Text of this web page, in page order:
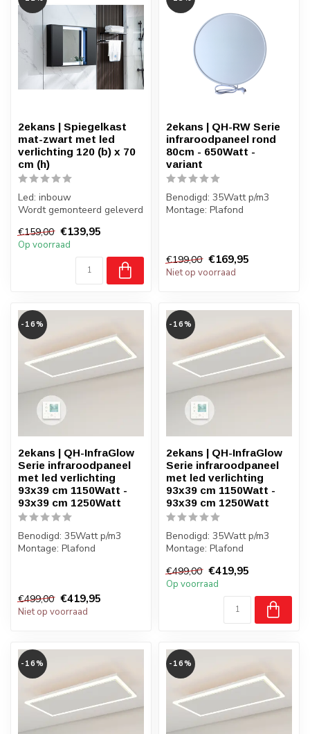
2ekans | Spiegelkast
mat-zwart met led
verlichting 120 (b) x 70
cm (h)
Led: inbouw
Wordt gemonteerd geleverd
€159,00 €139,95
Op voorraad
2ekans | QH-RW Serie
infraroodpaneel rond
80cm - 650Watt -
variant
Benodigd: 35Watt p/m3
Montage: Plafond
€199,00 €169,95
Niet op voorraad
-16%
2ekans | QH-InfraGlow
Serie infraroodpaneel
met led verlichting
93x39 cm 1150Watt -
93x39 cm 1250Watt
Benodigd: 35Watt p/m3
Montage: Plafond
€499,00 €419,95
Niet op voorraad
-16%
2ekans | QH-InfraGlow
Serie infraroodpaneel
met led verlichting
93x39 cm 1150Watt -
93x39 cm 1250Watt
Benodigd: 35Watt p/m3
Montage: Plafond
Badkamer: Nee
€499,00 €419,95
Op voorraad
-16% -16%